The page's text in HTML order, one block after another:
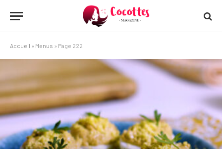
Accueil » Menus » Page 222